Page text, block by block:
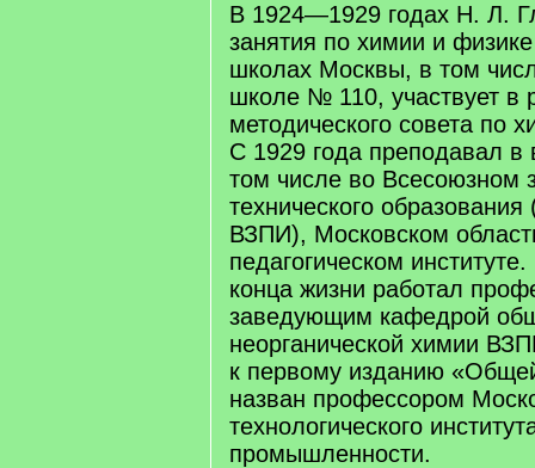
В 1924—1929 годах Н. Л.
занятия по химии и
школах Москвы, в том
школе № 110, участвует в
методического совета по
С 1929 года преподавал в
том числе во Всесоюзном
технического
ВЗПИ), Московском
педагогическом
конца жизни работал
заведующим кафедрой
неорганической химии
к первому изданию
назван профессором
технологического
промышленности.